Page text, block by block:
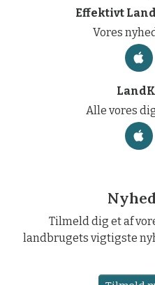
Effektivt
Vores
Alle vores
Tilmeld dig et af
landbrugets vigtigste